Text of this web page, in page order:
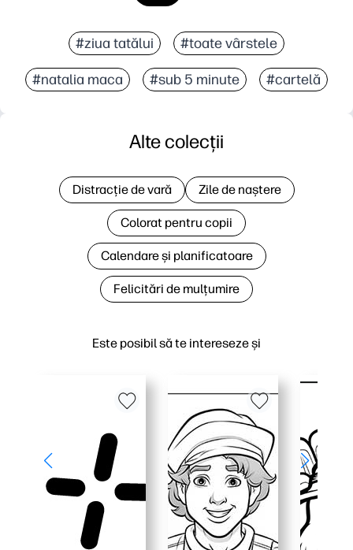
#ziua tatălui #toate vârstele
#natalia maca #sub 5 minute #cartelă
Este posibil să te intereseze și
Alte colecții
Distracție de vară Zile de naștere
Colorat pentru copii
Calendare și planificatoare
Felicitări de mulțumire